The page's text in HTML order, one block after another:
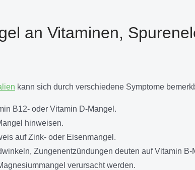
an Vitaminen,
kann sich durch verschiedene Symptome
B12- oder Vitamin D-Mangel.
hinweisen.
auf Zink- oder Eisenmangel.
Zungenentzündungen deuten auf Vitamin B-
verursacht werden.